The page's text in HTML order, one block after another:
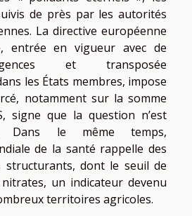
de près par les autorités
La directive européenne
entrée en vigueur avec de
et transposée
les États membres, impose
notamment sur la somme
signe que la question n’est
Dans le même temps,
de la santé rappelle des
structurants, dont le seuil de
un indicateur devenu
territoires agricoles.